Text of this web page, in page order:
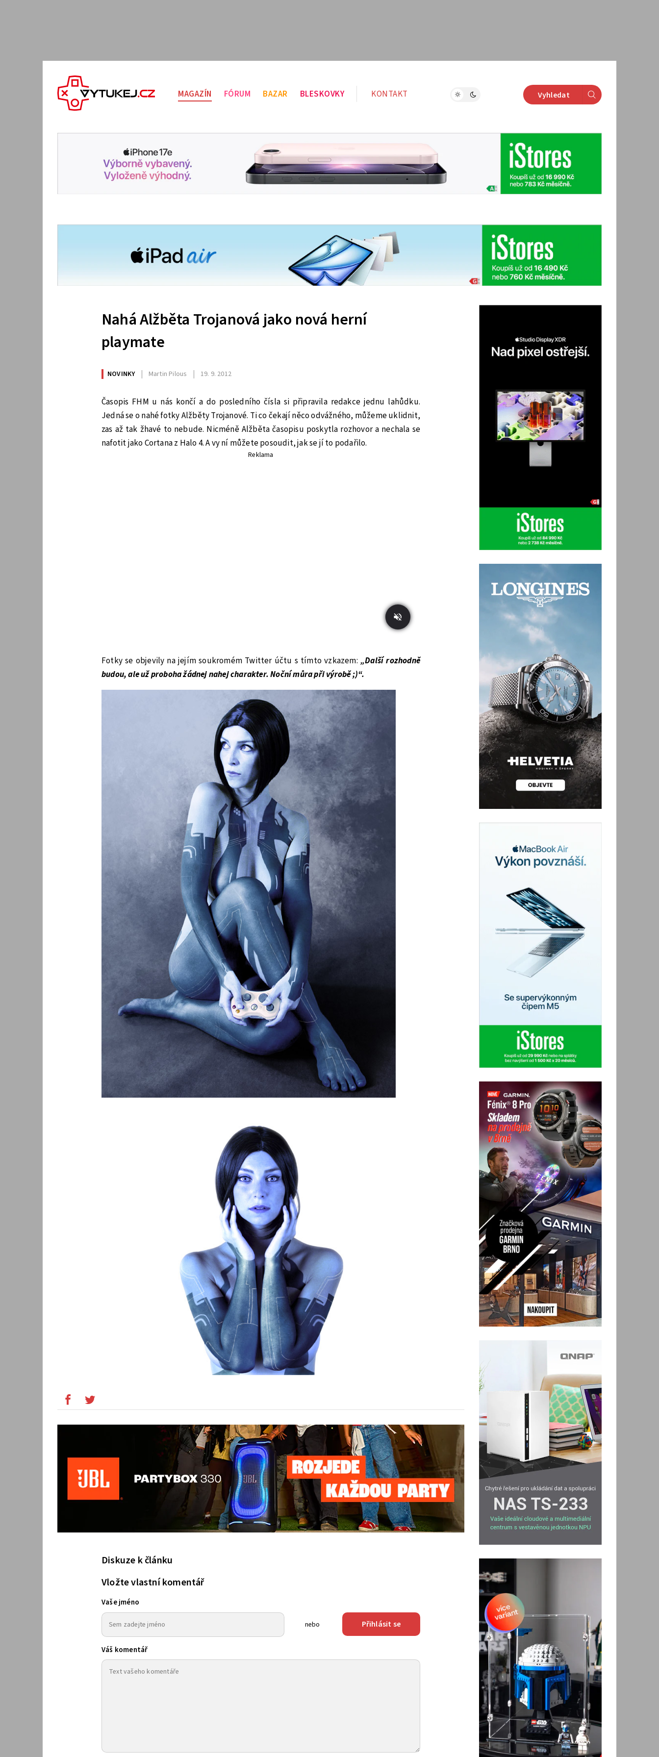
MAGAZÍN FÓRUM BAZAR BLESKOVKY KONTAKT Vyhledat
Nahá Alžběta Trojanová jako nová herní
playmate
NOVINKY Martin Pilous 19. 9. 2012
Časopis FHM u nás končí a do posledního čísla si připravila redakce jednu lahůdku.
Jedná se o nahé fotky Alžběty Trojanové. Ti co čekají něco odvážného, můžeme uklidnit,
zas až tak žhavé to nebude. Nicméně Alžběta časopisu poskytla rozhovor a nechala se
nafotit jako Cortana z Halo 4. A vy ní můžete posoudit, jak se jí to podařilo.
Reklama
Fotky se objevily na jejím soukromém Twitter účtu s tímto vzkazem:„Další rozhodně
budou, ale už proboha žádnej nahej charakter. Noční můra při výrobě ;)“.
Diskuze k článku
Vložte vlastní komentář
Vaše jméno
nebo Přihlásit se
Váš komentář